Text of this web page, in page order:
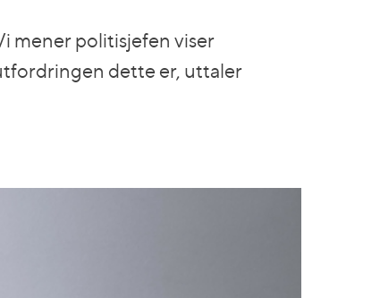
mener politisjefen viser
dette er, uttaler